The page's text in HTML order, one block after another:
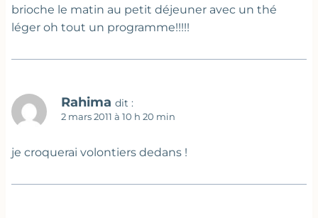
brioche le matin au petit déjeuner avec un thé
léger oh tout un programme!!!!!
Rahima dit :
2 mars 2011 à 10 h 20 min
je croquerai volontiers dedans !